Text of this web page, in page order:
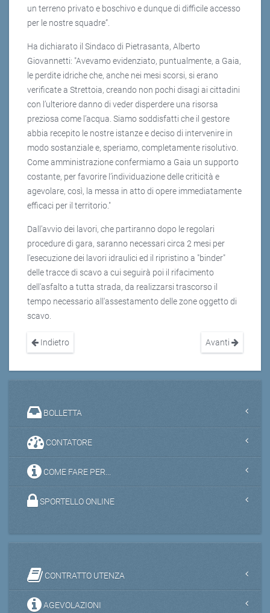
un terreno privato e boschivo e dunque di difficile accesso
per le nostre squadre”.
Ha dichiarato il Sindaco di Pietrasanta, Alberto
Giovannetti: "Avevamo evidenziato, puntualmente, a Gaia,
le perdite idriche che, anche nei mesi scorsi, si erano
verificate a Strettoia, creando non pochi disagi ai cittadini
con l’ulteriore danno di veder disperdere una risorsa
preziosa come l’acqua. Siamo soddisfatti che il gestore
abbia recepito le nostre istanze e deciso di intervenire in
modo sostanziale e, speriamo, completamente risolutivo.
Come amministrazione confermiamo a Gaia un supporto
costante, per favorire l’individuazione delle criticità e
agevolare, così, la messa in atto di opere immediatamente
efficaci per il territorio."
Dall’avvio dei lavori, che partiranno dopo le regolari
procedure di gara, saranno necessari circa 2 mesi per
l'esecuzione dei lavori idraulici ed il ripristino a "binder"
delle tracce di scavo a cui seguirà poi il rifacimento
dell'asfalto a tutta strada, da realizzarsi trascorso il
tempo necessario all'assestamento delle zone oggetto di
scavo.
Indietro Avanti
BOLLETTA
CONTATORE
COME FARE PER...
SPORTELLO ONLINE
CONTRATTO UTENZA
AGEVOLAZIONI